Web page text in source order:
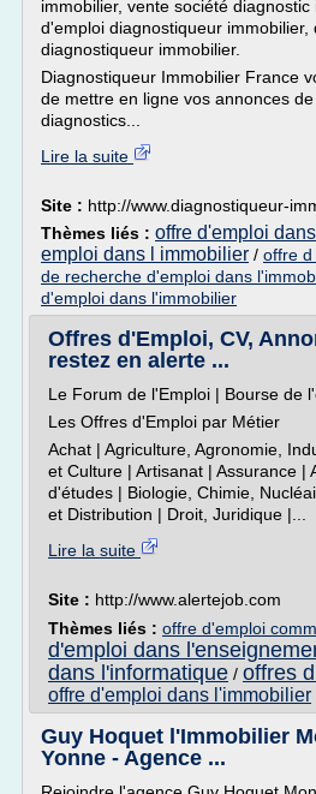
immobilier, vente société
d'emploi diagnostiqueur immobilier,
diagnostiqueur immobilier.
Diagnostiqueur Immobilier France
de mettre en ligne vos annonces
diagnostics...
Lire la suite
Site : http://www.diagnostiqueur-
Thèmes liés : offre d'emploi
emploi dans l immobilier / offre d
de recherche d'emploi dans
d'emploi dans l'immobilier
Offres d'Emploi, CV,
restez en alerte ...
Le Forum de l'Emploi | Bourse de
Les Offres d'Emploi par Métier
Achat | Agriculture, Agronomie,
et Culture | Artisanat | Assurance |
d'études | Biologie, Chimie,
et Distribution | Droit, Juridique |...
Lire la suite
Site : http://www.alertejob.com
Thèmes liés : offre d'emploi
d'emploi dans
dans l'informatique / offres
offre d'emploi dans l'immobilier
Guy Hoquet l'Immobilier
Yonne - Agence ...